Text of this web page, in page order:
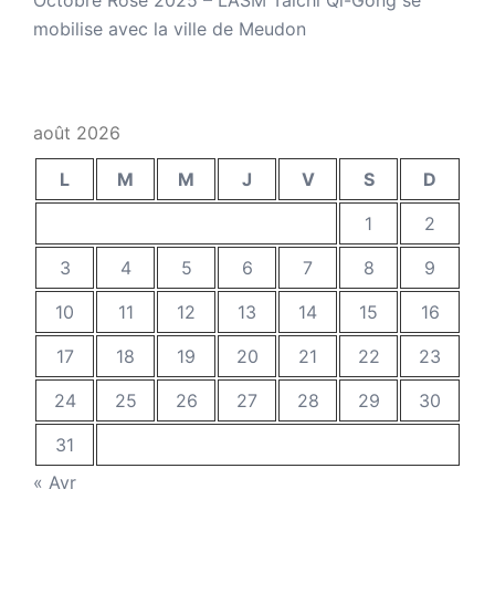
mobilise avec la ville de Meudon
août 2026
L M M J V S
D
1
2
3
4 5 6 7 8
9
10
11 12 13 14 15
16
17
18 19 20 21 22
23
24
25 26 27 28 29
30
31
« Avr